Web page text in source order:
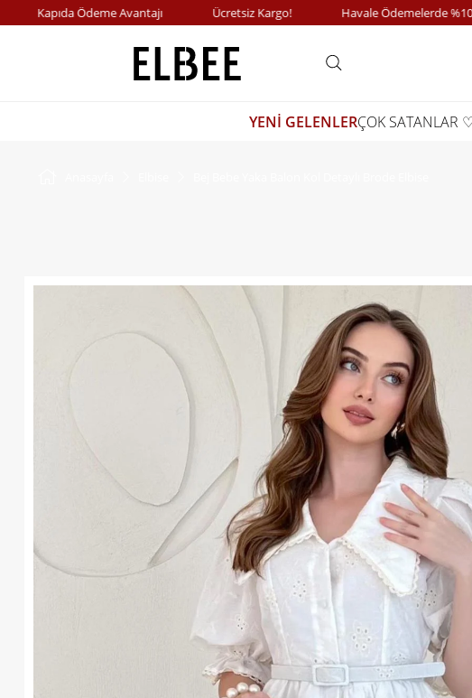
Kapıda Ödeme Avantajı Ücretsiz Kargo! Havale Ödemelerde %10
YENİ GELENLERÇOK SATANLAR